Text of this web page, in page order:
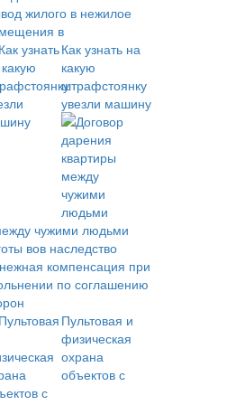
жилого в нежилое
в
Как узнать на
какую
штрафстоянку
увезли машину
чужими людьми
вов наследство
компенсация при
по соглашению
Пультовая и
физическая
охрана
объектов с